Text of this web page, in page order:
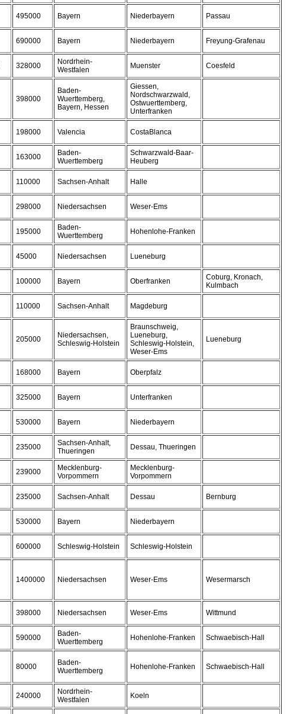
495000 Bayern Niederbayern Passau
690000 Bayern Niederbayern Freyung-Grafenau
328000
Nordrhein-
Westfalen
Muenster Coesfeld
398000
Baden-
Wuerttemberg,
Bayern, Hessen
Giessen,
Nordschwarzwald,
Ostwuerttemberg,
Unterfranken
198000 Valencia CostaBlanca
163000
Baden-
Wuerttemberg
Schwarzwald-Baar-
Heuberg
110000 Sachsen-Anhalt Halle
298000 Niedersachsen Weser-Ems
195000
Baden-
Wuerttemberg
Hohenlohe-Franken
45000 Niedersachsen Lueneburg
100000 Bayern Oberfranken
Coburg, Kronach,
Kulmbach
110000 Sachsen-Anhalt Magdeburg
205000
Niedersachsen,
Schleswig-Holstein
Braunschweig,
Lueneburg,
Schleswig-Holstein,
Weser-Ems
Lueneburg
168000 Bayern Oberpfalz
325000 Bayern Unterfranken
530000 Bayern Niederbayern
235000
Sachsen-Anhalt,
Thueringen
Dessau, Thueringen
239000
Mecklenburg-
Vorpommern
Mecklenburg-
Vorpommern
235000 Sachsen-Anhalt Dessau Bernburg
530000 Bayern Niederbayern
600000 Schleswig-Holstein Schleswig-Holstein
1400000 Niedersachsen Weser-Ems Wesermarsch
398000 Niedersachsen Weser-Ems Wittmund
590000
Baden-
Wuerttemberg
Hohenlohe-Franken Schwaebisch-Hall
80000
Baden-
Wuerttemberg
Hohenlohe-Franken Schwaebisch-Hall
240000
Nordrhein-
Westfalen
Koeln